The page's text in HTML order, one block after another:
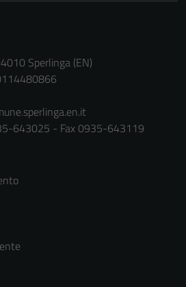
Sperlinga (EN)
643025 - Fax 0935-643119